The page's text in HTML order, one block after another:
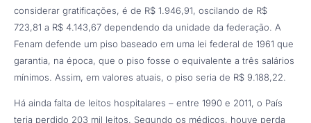
considerar gratificações, é de R$ 1.946,91, oscilando de R$
723,81 a R$ 4.143,67 dependendo da unidade da federação. A
Fenam defende um piso baseado em uma lei federal de 1961 que
garantia, na época, que o piso fosse o equivalente a três salários
mínimos. Assim, em valores atuais, o piso seria de R$ 9.188,22.
Há ainda falta de leitos hospitalares – entre 1990 e 2011, o País
teria perdido 203 mil leitos. Segundo os médicos, houve perda